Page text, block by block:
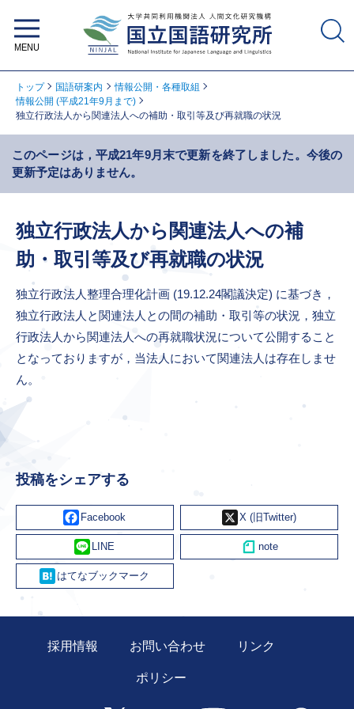
トップ 国語研案内
情報公開・各種取組
情報公開 (平成21年9月まで)
独立行政法人から関連法人への補助・取引等及び再就職の状況
このページは，平成21年9月末で更新を終了しました。今後の
更新予定はありません。
独立行政法人から関連法人への補
助・取引等及び再就職の状況
独立行政法人整理合理化計画 (19.12.24閣議決定) に基づき，
独立行政法人と関連法人との間の補助・取引等の状況，独立
行政法人から関連法人への再就職状況について公開すること
となっておりますが，当法人において関連法人は存在しませ
ん。
投稿をシェアする
Facebook X
Line
Hatena
採用情報 お問い合わせ リンク
ポリシー